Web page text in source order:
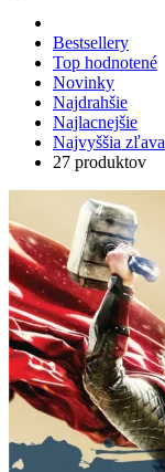
Bestsellery
Top hodnotené
Novinky
Najdrahšie
Najlacnejšie
Najvyššia zľava
27 produktov